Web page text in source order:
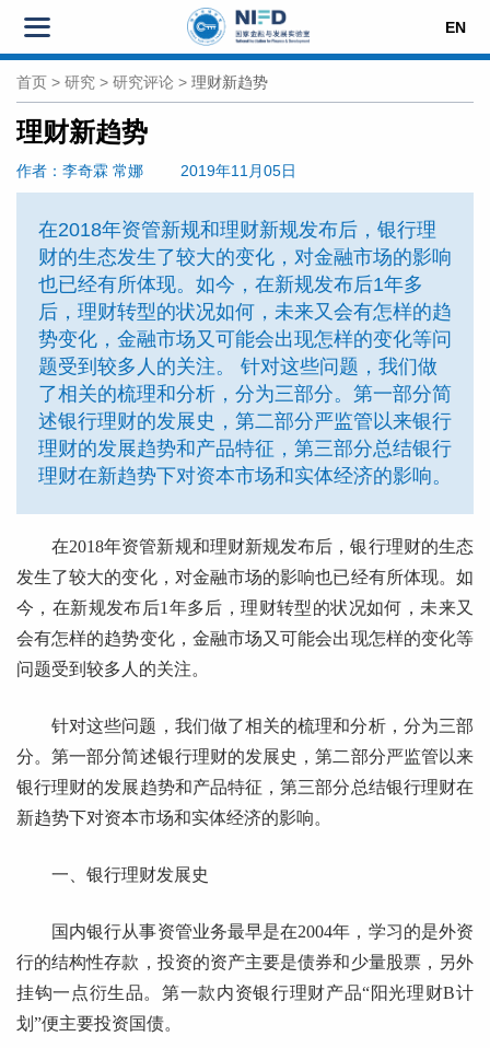
EN
首页 > 研究 > 研究评论 > 理财新趋势
理财新趋势
作者 ：李奇霖 常娜 2019年11月05日
在2018年资管新规和理财新规发布后，银行理
财的生态发生了较大的变化，对金融市场的影响
也已经有所体现。如今，在新规发布后1年多
后，理财转型的状况如何，未来又会有怎样的趋
势变化，金融市场又可能会出现怎样的变化等问
题受到较多人的关注。 针对这些问题，我们做
了相关的梳理和分析，分为三部分。第一部分简
述银行理财的发展史，第二部分严监管以来银行
理财的发展趋势和产品特征，第三部分总结银行
理财在新趋势下对资本市场和实体经济的影响。
在2018年资管新规和理财新规发布后，银行理财的生态
发生了较大的变化，对金融市场的影响也已经有所体现。如
今，在新规发布后1年多后，理财转型的状况如何，未来又
会有怎样的趋势变化，金融市场又可能会出现怎样的变化等
问题受到较多人的关注。
针对这些问题，我们做了相关的梳理和分析，分为三部
分。第一部分简述银行理财的发展史，第二部分严监管以来
银行理财的发展趋势和产品特征，第三部分总结银行理财在
新趋势下对资本市场和实体经济的影响。
一、银行理财发展史
国内银行从事资管业务最早是在2004年，学习的是外资
行的结构性存款，投资的资产主要是债券和少量股票，另外
挂钩一点衍生品。第一款内资银行理财产品“阳光理财B计
划”便主要投资国债。